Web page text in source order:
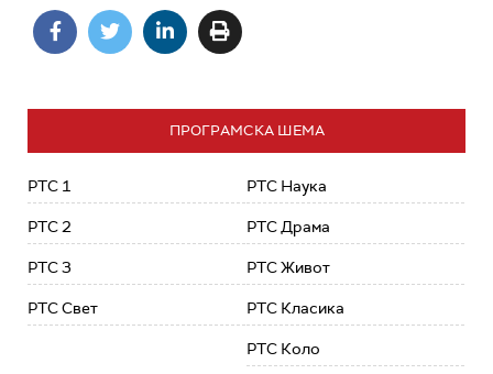
ПРОГРАМСКА ШЕМА
РТС 1
РТС 2
РТС 3
РТС Свет
РТС Наука
РТС Драма
РТС Живот
РТС Класика
РТС Коло